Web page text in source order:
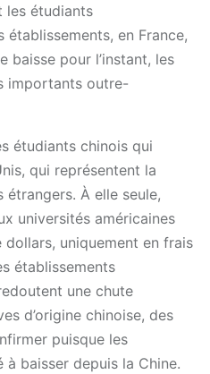
les étudiants
en France,
baisse pour l’instant, les
importants outre-
étudiants chinois qui
qui représentent la
À elle seule,
universités américaines
dollars, uniquement en frais
établissements
une chute
d’origine chinoise, des
puisque les
baisser depuis la Chine.